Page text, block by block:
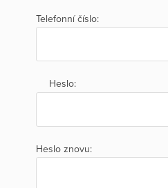
Telefonní číslo:
Heslo:
Heslo znovu: